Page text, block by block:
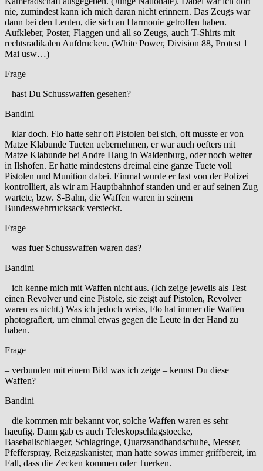
nie, zumindest kann ich mich daran nicht erinnern. Das Zeugs war
dann bei den Leuten, die sich an Harmonie getroffen haben.
Aufkleber, Poster, Flaggen und all so Zeugs, auch T-Shirts mit
rechtsradikalen Aufdrucken. (White Power, Division 88, Protest 1
Mai usw…)
Frage
– hast Du Schusswaffen gesehen?
Bandini
– klar doch. Flo hatte sehr oft Pistolen bei sich, oft musste er von
Matze Klabunde Tueten uebernehmen, er war auch oefters mit
Matze Klabunde bei Andre Haug in Waldenburg, oder noch weiter
in Ilshofen. Er hatte mindestens dreimal eine ganze Tuete voll
Pistolen und Munition dabei. Einmal wurde er fast von der Polizei
kontrolliert, als wir am Hauptbahnhof standen und er auf seinen Zug
wartete, bzw. S-Bahn, die Waffen waren in seinem
Bundeswehrrucksack versteckt.
Frage
– was fuer Schusswaffen waren das?
Bandini
– ich kenne mich mit Waffen nicht aus. (Ich zeige jeweils als Test
einen Revolver und eine Pistole, sie zeigt auf Pistolen, Revolver
waren es nicht.) Was ich jedoch weiss, Flo hat immer die Waffen
photografiert, um einmal etwas gegen die Leute in der Hand zu
haben.
Frage
– verbunden mit einem Bild was ich zeige – kennst Du diese
Waffen?
Bandini
– die kommen mir bekannt vor, solche Waffen waren es sehr
haeufig. Dann gab es auch Teleskopschlagstoecke,
Baseballschlaeger, Schlagringe, Quarzsandhandschuhe, Messer,
Pfefferspray, Reizgaskanister, man hatte sowas immer griffbereit, im
Fall, dass die Zecken kommen oder Tuerken.